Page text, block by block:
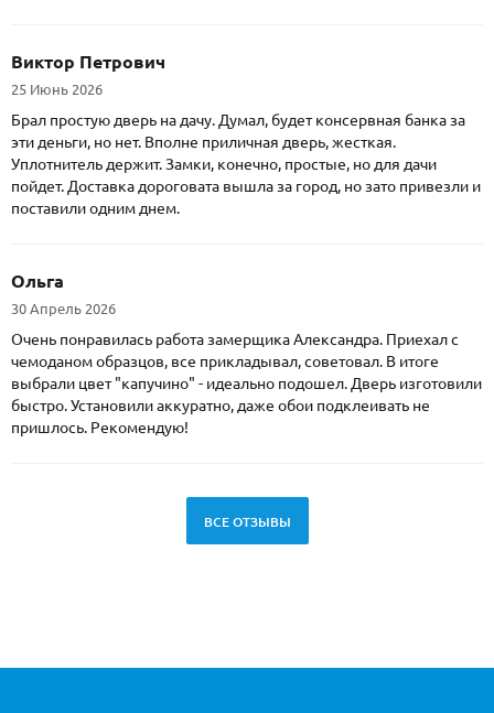
Виктор Петрович
25 Июнь 2026
Брал простую дверь на дачу. Думал, будет консервная банка за
эти деньги, но нет. Вполне приличная дверь, жесткая.
Уплотнитель держит. Замки, конечно, простые, но для дачи
пойдет. Доставка дороговата вышла за город, но зато привезли и
поставили одним днем.
Ольга
30 Апрель 2026
Очень понравилась работа замерщика Александра. Приехал с
чемоданом образцов, все прикладывал, советовал. В итоге
выбрали цвет "капучино" - идеально подошел. Дверь изготовили
быстро. Установили аккуратно, даже обои подклеивать не
пришлось. Рекомендую!
ВСЕ ОТЗЫВЫ